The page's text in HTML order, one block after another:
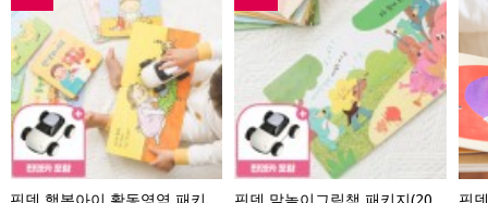
핀덴 말놀이그림책 패키지(20권)+핀덴카 핀덴 핀덴카 신기한나라 피쉬톡(전자펜, 한글나라, 핀덴브랜드 적용)